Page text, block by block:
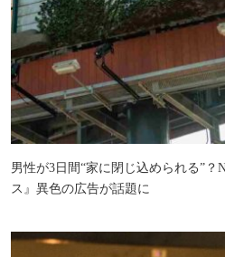
男性が3日間“家に閉じ込められる”
ス』異色の広告が話題に